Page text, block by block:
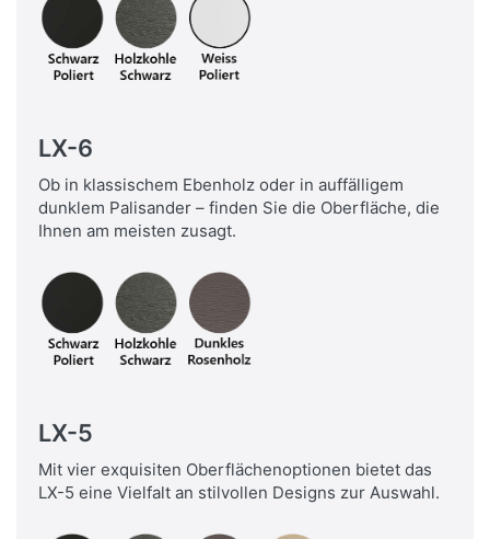
LX-6
Ob in klassischem Ebenholz oder in auffälligem
dunklem Palisander – finden Sie die Oberfläche, die
Ihnen am meisten zusagt.
LX-5
Mit vier exquisiten Oberflächenoptionen bietet das
LX-5 eine Vielfalt an stilvollen Designs zur Auswahl.